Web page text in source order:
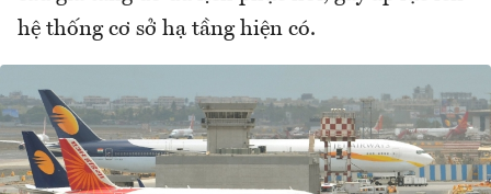
hệ thống cơ sở hạ tầng hiện có.